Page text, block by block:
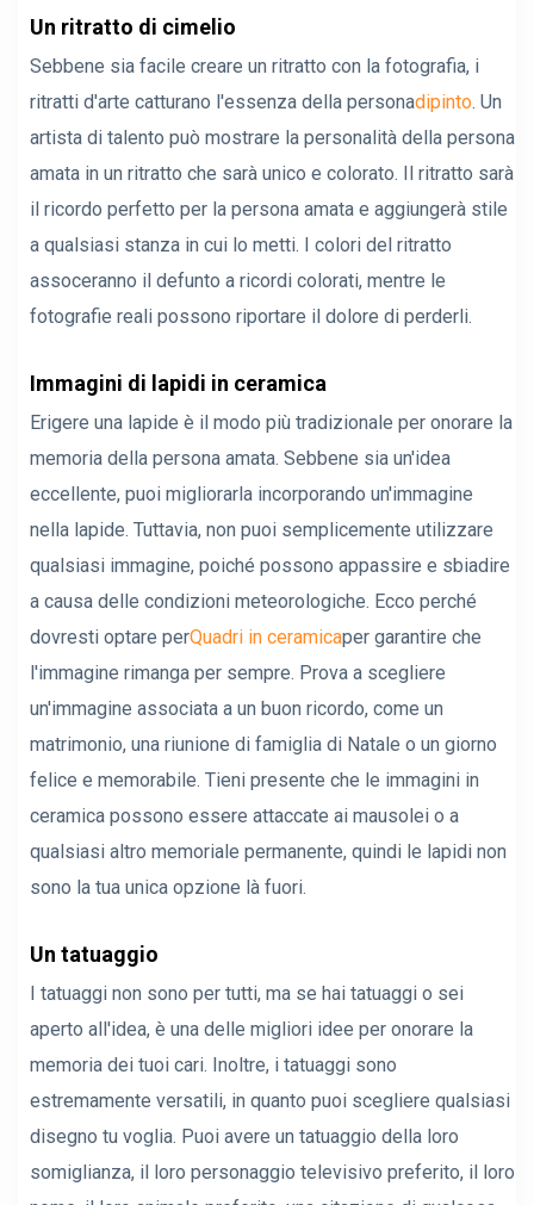
Un ritratto di cimelio
Sebbene sia facile creare un ritratto con la fotografia, i
ritratti d'arte catturano l'essenza della personadipinto. Un
artista di talento può mostrare la personalità della persona
amata in un ritratto che sarà unico e colorato. Il ritratto sarà
il ricordo perfetto per la persona amata e aggiungerà stile
a qualsiasi stanza in cui lo metti. I colori del ritratto
assoceranno il defunto a ricordi colorati, mentre le
fotografie reali possono riportare il dolore di perderli.
Immagini di lapidi in ceramica
Erigere una lapide è il modo più tradizionale per onorare la
memoria della persona amata. Sebbene sia un'idea
eccellente, puoi migliorarla incorporando un'immagine
nella lapide. Tuttavia, non puoi semplicemente utilizzare
qualsiasi immagine, poiché possono appassire e sbiadire
a causa delle condizioni meteorologiche. Ecco perché
dovresti optare perQuadri in ceramicaper garantire che
l'immagine rimanga per sempre. Prova a scegliere
un'immagine associata a un buon ricordo, come un
matrimonio, una riunione di famiglia di Natale o un giorno
felice e memorabile. Tieni presente che le immagini in
ceramica possono essere attaccate ai mausolei o a
qualsiasi altro memoriale permanente, quindi le lapidi non
sono la tua unica opzione là fuori.
Un tatuaggio
I tatuaggi non sono per tutti, ma se hai tatuaggi o sei
aperto all'idea, è una delle migliori idee per onorare la
memoria dei tuoi cari. Inoltre, i tatuaggi sono
estremamente versatili, in quanto puoi scegliere qualsiasi
disegno tu voglia. Puoi avere un tatuaggio della loro
somiglianza, il loro personaggio televisivo preferito, il loro